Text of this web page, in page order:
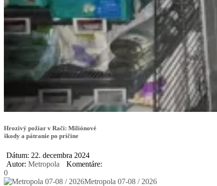
Hrozivý požiar v Rači: Miliónové
škody a pátranie po príčine
Dátum: 22. decembra 2024
Autor: Metropola
Komentáre:
0
Metropola 07-08 / 2026